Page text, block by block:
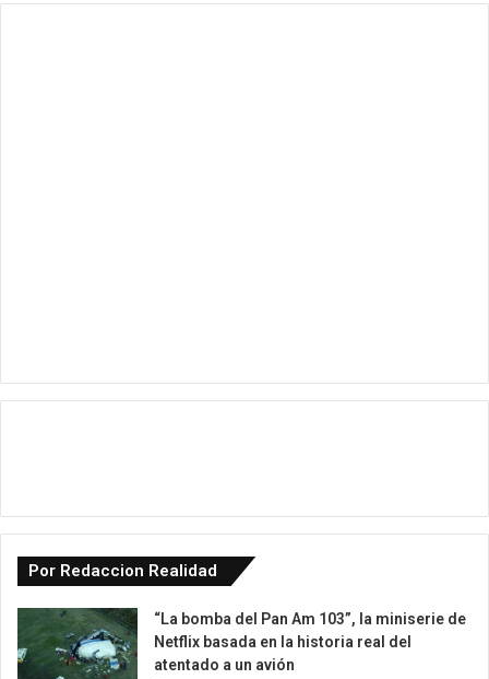
Por Redaccion Realidad
“La bomba del Pan Am 103”, la miniserie de
Netflix basada en la historia real del
atentado a un avión